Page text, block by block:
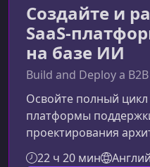
Создайте и
SaaS-
на базе ИИ
Build and Deploy a
Освойте полный цикл
платформы
проектирования
развёртывания
22 ч 20 мин